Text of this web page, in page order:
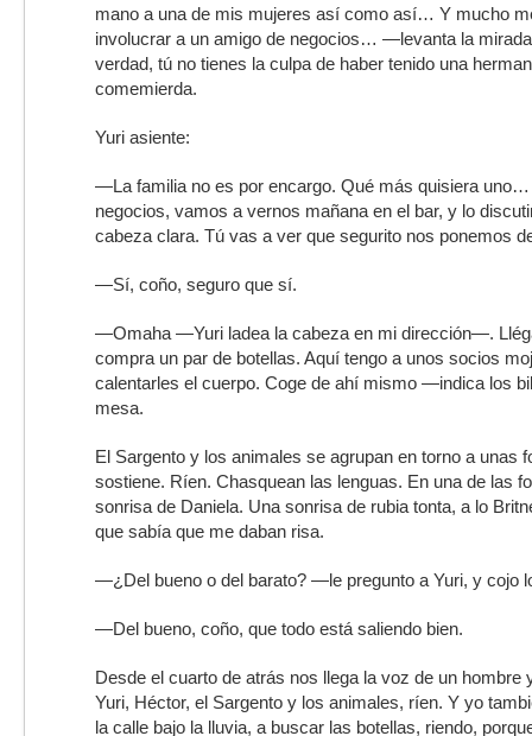
mano a una de mis mujeres así como así… Y mucho
involucrar a un amigo de negocios… —levanta la
verdad, tú no tienes la culpa de haber tenido una
comemierda.
Yuri asiente:
—La familia no es por encargo. Qué más quisiera uno…
negocios, vamos a vernos mañana en el bar, y lo
cabeza clara. Tú vas a ver que segurito nos ponemos
—Sí, coño, seguro que sí.
—Omaha —Yuri ladea la cabeza en mi dirección—.
compra un par de botellas. Aquí tengo a unos socios
calentarles el cuerpo. Coge de ahí mismo —indica los
mesa.
El Sargento y los animales se agrupan en torno a unas
sostiene. Ríen. Chasquean las lenguas. En una de las
sonrisa de Daniela. Una sonrisa de rubia tonta, a lo
que sabía que me daban risa.
—¿Del bueno o del barato? —le pregunto a Yuri, y cojo
—Del bueno, coño, que todo está saliendo bien.
Desde el cuarto de atrás nos llega la voz de un hombre
Yuri, Héctor, el Sargento y los animales, ríen. Y yo
la calle bajo la lluvia, a buscar las botellas, riendo,